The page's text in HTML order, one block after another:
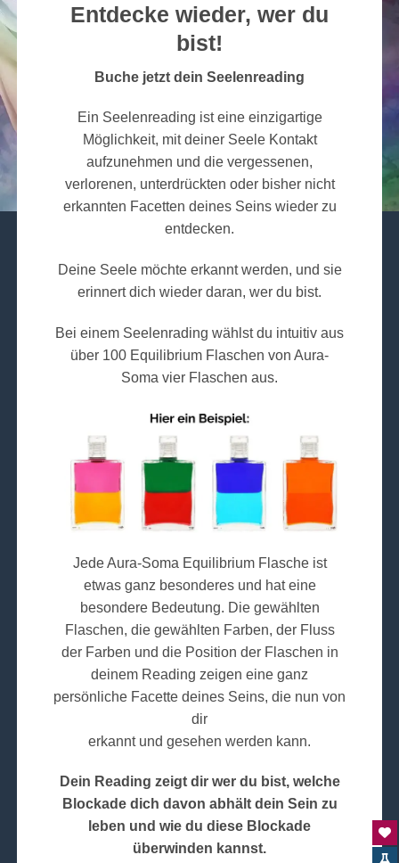
Entdecke wieder, wer du
bist!
Buche jetzt dein Seelenreading
Ein Seelenreading ist eine einzigartige
Möglichkeit, mit deiner Seele Kontakt
aufzunehmen und die vergessenen,
verlorenen, unterdrückten oder bisher nicht
erkannten Facetten deines Seins wieder zu
entdecken.
Deine Seele möchte erkannt werden, und sie
erinnert dich wieder daran, wer du bist.
Bei einem Seelenrading wählst du intuitiv aus
über 100 Equilibrium Flaschen von Aura-
Soma vier Flaschen aus.
Jede Aura-Soma Equilibrium Flasche ist
etwas ganz besonderes und hat eine
besondere Bedeutung. Die gewählten
Flaschen, die gewählten Farben, der Fluss
der Farben und die Position der Flaschen in
deinem Reading zeigen eine ganz
persönliche Facette deines Seins, die nun von
dir
erkannt und gesehen werden kann.
Dein Reading zeigt dir wer du bist, welche
Blockade dich davon abhält dein Sein zu
leben und wie du diese Blockade
überwinden kannst.